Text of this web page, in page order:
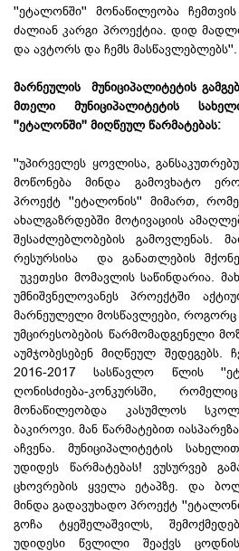
''ეტალონში'' მონაწილეობა
ძალიან კარგი პროექტია. დიდ
და ავტორს და ჩემს მასწავლებლებს''.
მარნეულის მუნიციპალიტეტის
მთელი მუნიციპალიტეტის
''ეტალონში'' მიღწეულ წარმატებას:
''უპირველეს ყოვლისა,
მოწონება მინდა გამოვხატო
პროექტ ''ეტალონის'' მიმართ,
ახალგაზრდებში მოტივაციის
შესაძლებლობების გამოვლენას.
რესურსისა და განათლების
უკეთესი მომავლის საწინდარია.
უმნიშვნელოვანეს პროექტში
მარნეულელი მოსწავლეები, როგორც
უმცირესობების წარმომადგენელი
აუმჯობესებენ მიღწეულ შედეგებს.
2016-2017 სასწავლო წლის
ღონისძიება-კონკურსში,
მონაწილეობდა კასუმლოს
ბაკიროვი. მან წარმატებით
აჩვენა. მუნიციპალიტეტის
უდიდეს წარმატებას! ვუსურვებ
ცხოვრების ყველა ეტაპზე. და
მინდა გადავუხადო პროექტ
გოჩა ტყეშელაშვილს,
უდიდესი წვლილი შეაქვს